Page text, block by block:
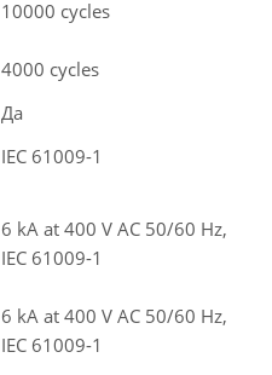
10000 cycles
4000 cycles
Да
IEC 61009-1
6 kA at 400 V AC 50/60 Hz,
IEC 61009-1
6 kA at 400 V AC 50/60 Hz,
IEC 61009-1